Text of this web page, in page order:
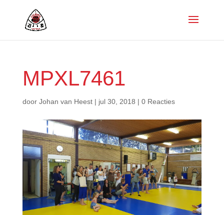
MPXL7461
door Johan van Heest| jul 30, 2018 | 0 Reacties